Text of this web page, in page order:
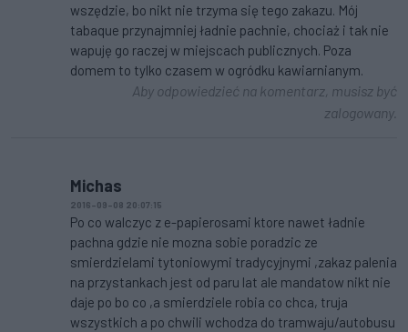
wszędzie, bo nikt nie trzyma się tego zakazu. Mój
tabaque przynajmniej ładnie pachnie, chociaż i tak nie
wapuję go raczej w miejscach publicznych. Poza
domem to tylko czasem w ogródku kawiarnianym.
Aby odpowiedzieć na komentarz, musisz być
zalogowany.
Michas
2016-09-08 20:07:15
Po co walczyc z e-papierosami ktore nawet ładnie
pachna gdzie nie mozna sobie poradzic ze
smierdzielami tytoniowymi tradycyjnymi ,zakaz palenia
na przystankach jest od paru lat ale mandatow nikt nie
daje po bo co ,a smierdziele robia co chca, truja
wszystkich a po chwili wchodza do tramwaju/autobusu